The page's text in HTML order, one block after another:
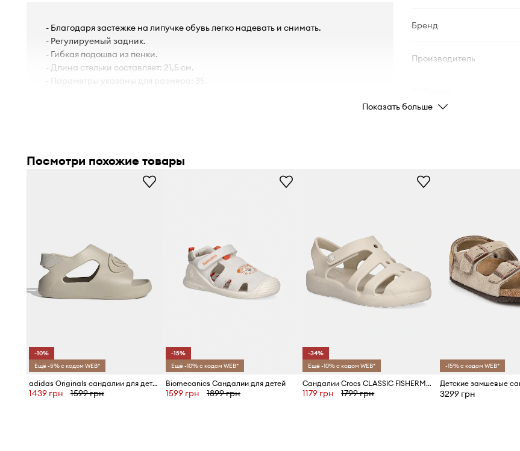
- Благодаря застежке на липучке обувь легко надевать и снимать.
- Регулируемый задник.
- Гибкая подошва из пенки.
- Длина стельки составляет: 21,5 см.
- Параметры указаны для размера: 35.
Бренд
Производитель
Показать больше
Посмотри похожие товары
-10%
Ещё -5% с кодом WEB*
adidas Originals сандалии для детей CAMPUS 00s FOAM SLIDE
1439 грн 1599 грн
-15%
Ещё -10% с кодом WEB*
Biomecanics Сандалии для детей
1599 грн 1899 грн
-34%
Ещё -10% с кодом WEB*
Сандалии Crocs CLASSIC FISHERMAN KIDS
1179 грн 1799 грн
-15% с кодом WEB*
3299 грн